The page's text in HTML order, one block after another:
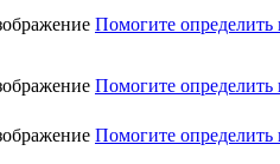
Помогите определить
Помогите определить
Помогите определить